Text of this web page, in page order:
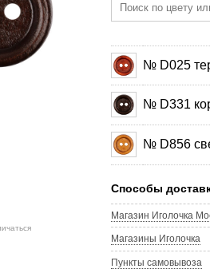
№ D025
№ D331
№ D856
Способы
Магазин Иголочка
Магазины Иголочка
Пункты самовывоза